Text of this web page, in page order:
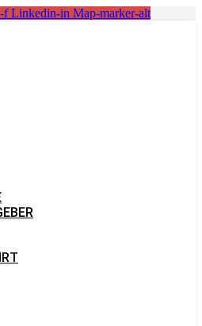
f Linkedin-in Map-marker-alt